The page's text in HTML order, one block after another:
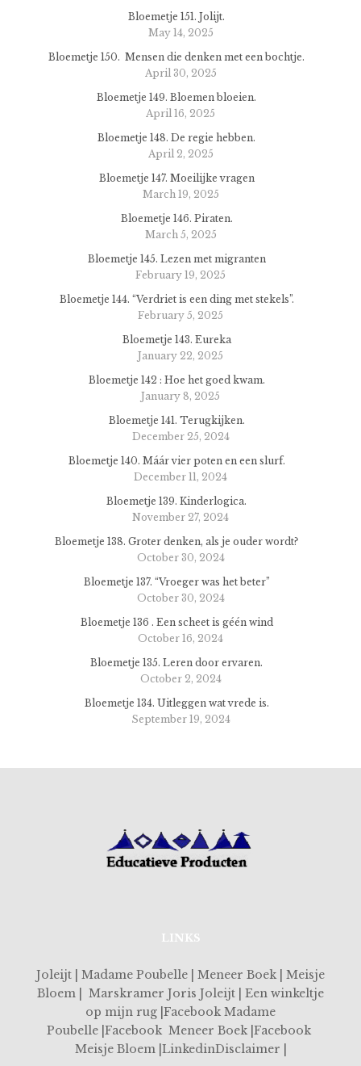
Bloemetje 151. Jolijt.
May 14, 2025
Bloemetje 150. Mensen die denken met een bochtje.
April 30, 2025
Bloemetje 149. Bloemen bloeien.
April 16, 2025
Bloemetje 148. De regie hebben.
April 2, 2025
Bloemetje 147. Moeilijke vragen
March 19, 2025
Bloemetje 146. Piraten.
March 5, 2025
Bloemetje 145. Lezen met migranten
February 19, 2025
Bloemetje 144. “Verdriet is een ding met stekels”.
February 5, 2025
Bloemetje 143. Eureka
January 22, 2025
Bloemetje 142 : Hoe het goed kwam.
January 8, 2025
Bloemetje 141. Terugkijken.
December 25, 2024
Bloemetje 140. Máár vier poten en een slurf.
December 11, 2024
Bloemetje 139. Kinderlogica.
November 27, 2024
Bloemetje 138. Groter denken, als je ouder wordt?
October 30, 2024
Bloemetje 137. “Vroeger was het beter”
October 30, 2024
Bloemetje 136 . Een scheet is géén wind
October 16, 2024
Bloemetje 135. Leren door ervaren.
October 2, 2024
Bloemetje 134. Uitleggen wat vrede is.
September 19, 2024
LINKS
Joleijt | Madame Poubelle | Meneer Boek | Meisje
Bloem | Marskramer Joris Joleijt | Een winkeltje
op mijn rug |Facebook Madame
Poubelle |Facebook Meneer Boek |Facebook
Meisje Bloem |LinkedinDisclaimer |